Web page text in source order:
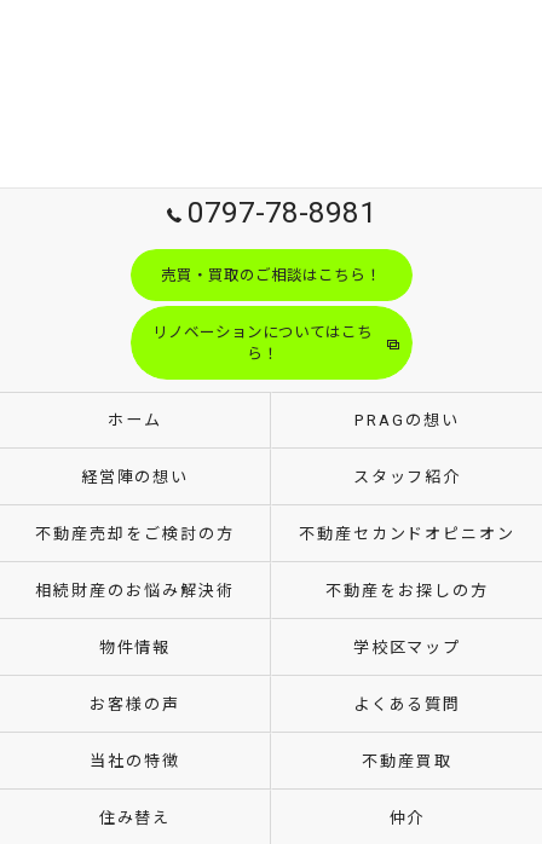
0797-78-8981
売買・買取のご相談はこちら！
リノベーションについてはこち
ら！
ホーム PRAGの想い
経営陣の想い スタッフ紹介
不動産売却をご検討の方 不動産セカンドオピニオン
相続財産のお悩み解決術 不動産をお探しの方
物件情報 学校区マップ
お客様の声 よくある質問
当社の特徴 不動産買取
住み替え 仲介